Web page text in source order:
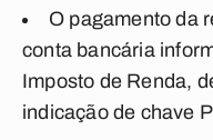
O pagamento da
conta bancária
Imposto de Renda,
indicação de chave